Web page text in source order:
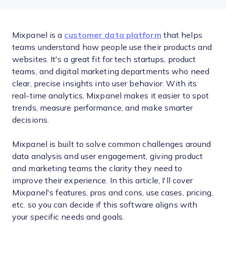
Mixpanel is a customer data platform that helps
teams understand how people use their products and
websites. It's a great fit for tech startups, product
teams, and digital marketing departments who need
clear, precise insights into user behavior. With its
real-time analytics, Mixpanel makes it easier to spot
trends, measure performance, and make smarter
decisions.
Mixpanel is built to solve common challenges around
data analysis and user engagement, giving product
and marketing teams the clarity they need to
improve their experience. In this article, I'll cover
Mixpanel's features, pros and cons, use cases, pricing,
etc. so you can decide if this software aligns with
your specific needs and goals.